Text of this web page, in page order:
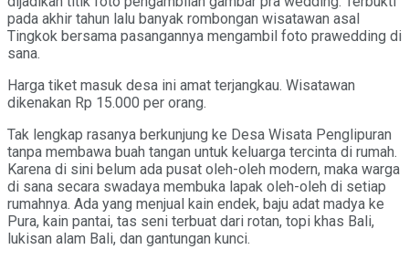
pada akhir tahun lalu banyak rombongan wisatawan asal
Tingkok bersama pasangannya mengambil foto prawedding di
sana.
Harga tiket masuk desa ini amat terjangkau. Wisatawan
dikenakan Rp 15.000 per orang.
Tak lengkap rasanya berkunjung ke Desa Wisata Penglipuran
tanpa membawa buah tangan untuk keluarga tercinta di rumah.
Karena di sini belum ada pusat oleh-oleh modern, maka warga
di sana secara swadaya membuka lapak oleh-oleh di setiap
rumahnya. Ada yang menjual kain endek, baju adat madya ke
Pura, kain pantai, tas seni terbuat dari rotan, topi khas Bali,
lukisan alam Bali, dan gantungan kunci.